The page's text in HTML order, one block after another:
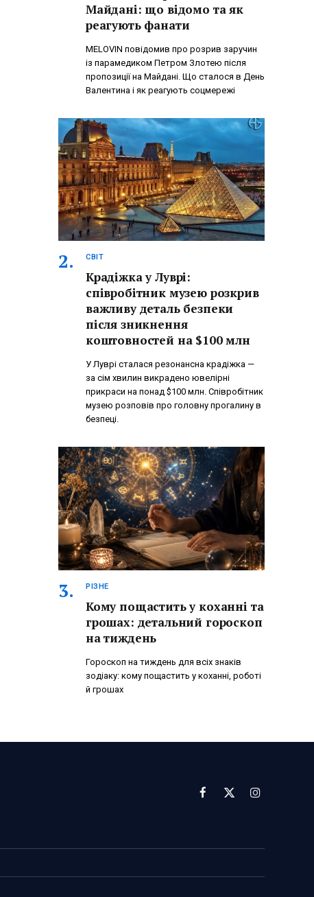
Майдані: що відомо та як
реагують фанати
MELOVIN повідомив про розрив заручин
із парамедиком Петром Злотею після
пропозиції на Майдані. Що сталося в День
Валентина і як реагують соцмережі
СВІТ
Крадіжка у Луврі:
співробітник музею розкрив
важливу деталь безпеки
після зникнення
коштовностей на $100 млн
У Луврі сталася резонансна крадіжка —
за сім хвилин викрадено ювелірні
прикраси на понад $100 млн. Співробітник
музею розповів про головну прогалину в
безпеці.
РІЗНЕ
Кому пощастить у коханні та
грошах: детальний гороскоп
на тиждень
Гороскоп на тиждень для всіх знаків
зодіаку: кому пощастить у коханні, роботі
й грошах
Facebook
X
Instagram